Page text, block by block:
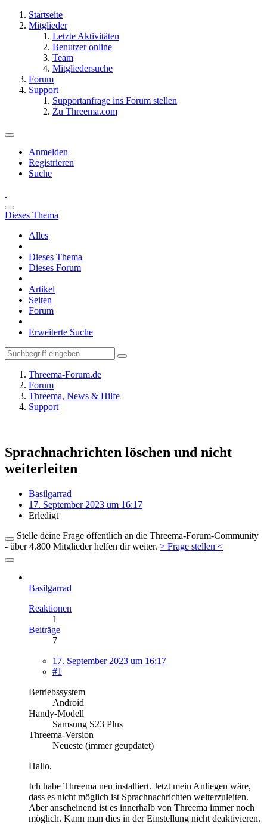
Startseite
Mitglieder
Letzte Aktivitäten
Benutzer online
Team
Mitgliedersuche
Forum
Support
Supportanfrage ins Forum stellen
Zu Threema.com
Anmelden
Registrieren
Suche
Dieses Thema
Alles
Dieses Thema
Dieses Forum
Artikel
Seiten
Forum
Erweiterte Suche
Threema-Forum.de
Forum
Threema, News & Hilfe
Support
Sprachnachrichten löschen und nicht
weiterleiten
Basilgarrad
17. September 2023 um 16:17
Erledigt
Stelle deine Frage öffentlich an die Threema-Forum-Community
- über 4.800 Mitglieder helfen dir weiter. > Frage stellen <
Basilgarrad
Reaktionen
1
Beiträge
7
17. September 2023 um 16:17
#1
Betriebssystem
Android
Handy-Modell
Samsung S23 Plus
Threema-Version
Neueste (immer geupdatet)
Hallo,
Ich habe Threema neu installiert. Jetzt mein Anliegen wäre,
dass es nicht möglich ist Sprachnachrichten weiterzuleiten.
Aber anscheinend ist es innerhalb von Threema immer noch
möglich. Kann man dies in der Einstellung nicht deaktivieren.